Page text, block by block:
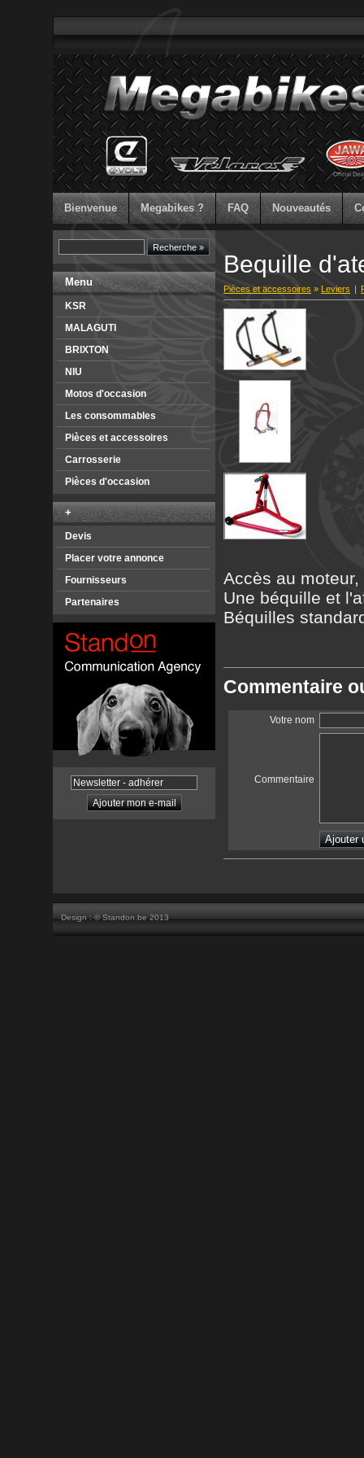
Bienvenue Megabikes ? FAQ Nouveautés
Menu
KSR
MALAGUTI
BRIXTON
NIU
Motos d'occasion
Les consommables
Pièces et accessoires
Carrosserie
Pièces d'occasion
+
Devis
Placer votre annonce
Fournisseurs
Partenaires
Bequille
Pièces et accessoires » Leviers |
Accès au
Une béquille et
Béquilles
Commentaire
Votre nom
Commentaire
Design : ©Standon.be 2013